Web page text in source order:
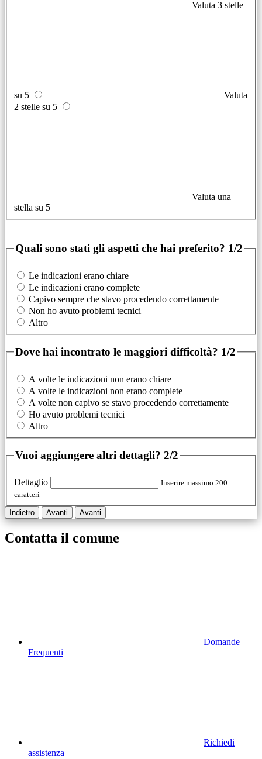
Valuta 3 stelle
su 5
Valuta
2 stelle su 5
Valuta una
stella su 5
Quali sono stati gli aspetti che hai preferito? 1/2
Le indicazioni erano chiare
Le indicazioni erano complete
Capivo sempre che stavo procedendo correttamente
Non ho avuto problemi tecnici
Altro
Dove hai incontrato le maggiori difficoltà? 1/2
A volte le indicazioni non erano chiare
A volte le indicazioni non erano complete
A volte non capivo se stavo procedendo correttamente
Ho avuto problemi tecnici
Altro
Vuoi aggiungere altri dettagli? 2/2
Dettaglio
Inserire massimo 200
caratteri
Indietro Avanti Avanti
Contatta il comune
Domande
Frequenti
Richiedi
assistenza